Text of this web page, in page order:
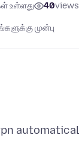
உள்ளது 40views
முன்பு